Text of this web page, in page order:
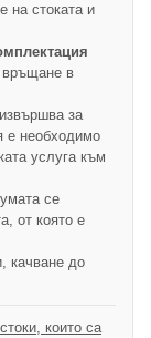
на стоката и
връщане в
за
е необходимо
услуга към
се
от която е
качване до
които са